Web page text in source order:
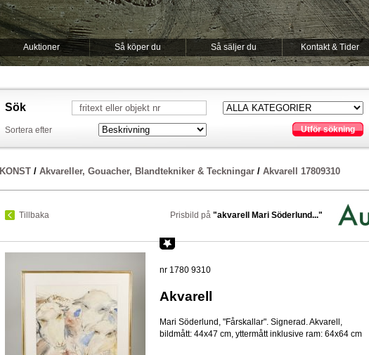
Auktioner Så köper du Så säljer du Kontakt & Tider
Sök
Sortera efter Utför sökning
KONST/ Akvareller, Gouacher, Blandtekniker & Teckningar/ Akvarell 17809310
Tillbaka Prisbild på "akvarell Mari Söderlund..."
nr 1780 9310
Akvarell
Mari Söderlund, "Fårskallar". Signerad. Akvarell,
bildmått: 44x47 cm, yttermått inklusive ram: 64x64 cm